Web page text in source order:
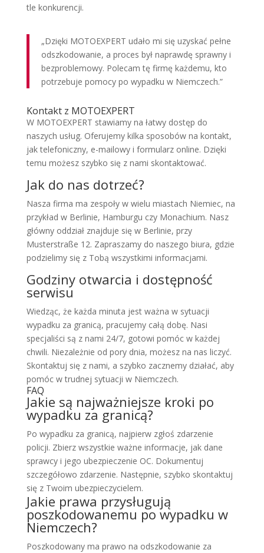
tle konkurencji.
„Dzięki MOTOEXPERT udało mi się uzyskać pełne
odszkodowanie, a proces był naprawdę sprawny i
bezproblemowy. Polecam tę firmę każdemu, kto
potrzebuje pomocy po wypadku w Niemczech.”
Kontakt z MOTOEXPERT
W MOTOEXPERT stawiamy na łatwy dostęp do
naszych usług. Oferujemy kilka sposobów na kontakt,
jak telefoniczny, e-mailowy i formularz online. Dzięki
temu możesz szybko się z nami skontaktować.
Jak do nas dotrzeć?
Nasza firma ma zespoły w wielu miastach Niemiec, na
przykład w Berlinie, Hamburgu czy Monachium. Nasz
główny oddział znajduje się w Berlinie, przy
Musterstraße 12. Zapraszamy do naszego biura, gdzie
podzielimy się z Tobą wszystkimi informacjami.
Godziny otwarcia i dostępność
serwisu
Wiedząc, że każda minuta jest ważna w sytuacji
wypadku za granicą, pracujemy całą dobę. Nasi
specjaliści są z nami 24/7, gotowi pomóc w każdej
chwili. Niezależnie od pory dnia, możesz na nas liczyć.
Skontaktuj się z nami, a szybko zacznemy działać, aby
pomóc w trudnej sytuacji w Niemczech.
FAQ
Jakie są najważniejsze kroki po
wypadku za granicą?
Po wypadku za granicą, najpierw zgłoś zdarzenie
policji. Zbierz wszystkie ważne informacje, jak dane
sprawcy i jego ubezpieczenie OC. Dokumentuj
szczegółowo zdarzenie. Następnie, szybko skontaktuj
się z Twoim ubezpieczycielem.
Jakie prawa przysługują
poszkodowanemu po wypadku w
Niemczech?
Poszkodowany ma prawo na odszkodowanie za